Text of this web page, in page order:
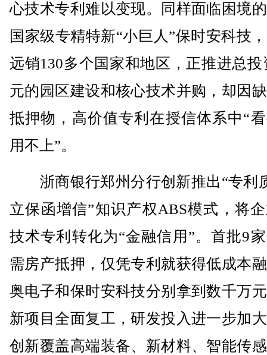
心技术专利难以变现。同样面临困境
国家级专精特新“小巨人”保时安科技
远销130多个国家和地区，正推进总投
元的园区建设和核心技术并购，却因
抵押物，高价值专利在授信体系中“
用不上”。
浙商银行郑州分行创新推出“专利
立保函增信”知识产权ABS模式，将
技术专利转化为“金融信用”。首批9
需房产抵押，仅凭专利就获得低成本
奥电子和保时安科技分别拿到数千万
新项目全面复工，研发投入进一步加
创新覆盖高端装备、新材料、智能传